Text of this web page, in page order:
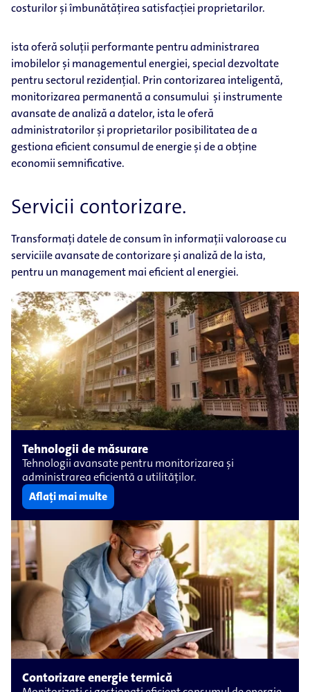
costurilor și îmbunătățirea satisfacției proprietarilor.
ista oferă soluții performante pentru administrarea
imobilelor și managementul energiei, special dezvoltate
pentru sectorul rezidențial. Prin contorizarea inteligentă,
monitorizarea permanentă a consumului și instrumente
avansate de analiză a datelor, ista le oferă
administratorilor și proprietarilor posibilitatea de a
gestiona eficient consumul de energie și de a obține
economii semnificative.
Servicii contorizare.
Transformați datele de consum în informații valoroase cu
serviciile avansate de contorizare și analiză de la ista,
pentru un management mai eficient al energiei.
Tehnologii de măsurare
Tehnologii avansate pentru monitorizarea și
administrarea eficientă a utilităților.
Aflați mai multe
Contorizare energie termică